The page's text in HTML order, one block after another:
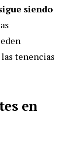
siendo
tenencias
en